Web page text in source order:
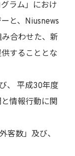
ラム」におけ
と、Niusnews
合わせた、新
することとな
、 平成30年度
情報行動に関
客数」及び、